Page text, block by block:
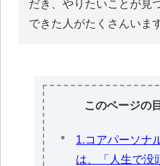
だき、やりたいことが見
できた人がたくさんいます
このページの
1.コアパーソナ
は、「人生で没